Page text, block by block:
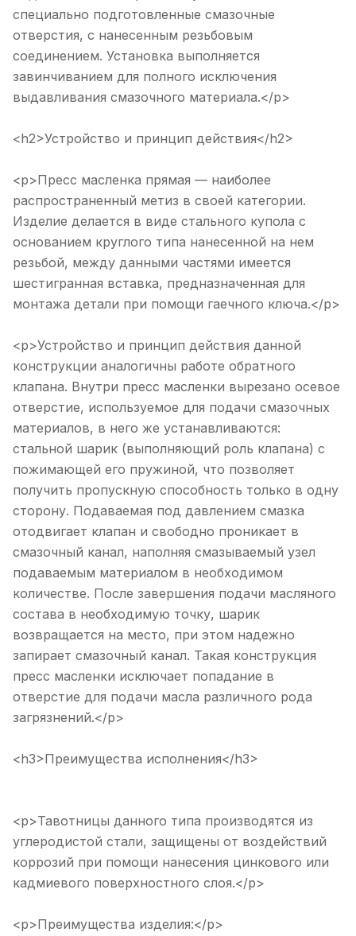
специально подготовленные смазочные
отверстия, с нанесенным резьбовым
соединением. Установка выполняется
завинчиванием для полного исключения
выдавливания смазочного материала.</p>
<h2>Устройство и принцип действия</h2>
<p>Пресс масленка прямая — наиболее
распространенный метиз в своей категории.
Изделие делается в виде стального купола с
основанием круглого типа нанесенной на нем
резьбой, между данными частями имеется
шестигранная вставка, предназначенная для
монтажа детали при помощи гаечного ключа.</p>
<p>Устройство и принцип действия данной
конструкции аналогичны работе обратного
клапана. Внутри пресс масленки вырезано осевое
отверстие, используемое для подачи смазочных
материалов, в него же устанавливаются:
стальной шарик (выполняющий роль клапана) с
пожимающей его пружиной, что позволяет
получить пропускную способность только в одну
сторону. Подаваемая под давлением смазка
отодвигает клапан и свободно проникает в
смазочный канал, наполняя смазываемый узел
подаваемым материалом в необходимом
количестве. После завершения подачи масляного
состава в необходимую точку, шарик
возвращается на место, при этом надежно
запирает смазочный канал. Такая конструкция
пресс масленки исключает попадание в
отверстие для подачи масла различного рода
загрязнений.</p>
<h3>Преимущества исполнения</h3>
<p>Тавотницы данного типа производятся из
углеродистой стали, защищены от воздействий
коррозий при помощи нанесения цинкового или
кадмиевого поверхностного слоя.</p>
<p>Преимущества изделия:</p>